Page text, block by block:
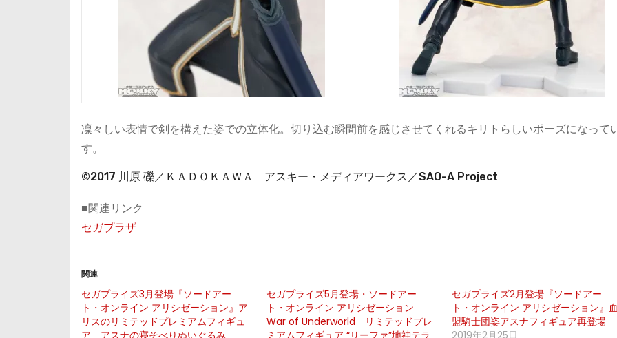
凜々しい表情で剣を構えた姿での立体化。切り込む瞬間前を感じさせてくれるキリトらしいポーズになって
す。
©2017 川原 礫／ＫＡＤＯＫＡＷＡ アスキー・メディアワークス／SAO-A Project
■関連リンク
セガプラザ
関連
セガプライズ3月登場『ソードアー
ト・オンライン アリシゼーション』ア
リスのリミテッドプレミアムフィギュ
ア、アスナの寝そべりぬいぐるみ
セガプライズ5月登場・ソードアー
ト・オンライン アリシゼーション
War of Underworld リミテッドプレ
ミアムフィギュア “リーファ”地神テラ
セガプライズ2月登場『ソードアー
ト・オンライン アリシゼーション』
盟騎士団姿アスナフィギュア再登場
2019年2月25日